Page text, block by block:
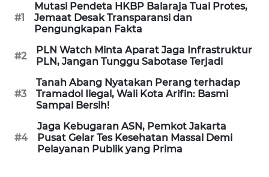
#1
Mutasi Pendeta HKBP Balaraja Tuai Protes,
Jemaat Desak Transparansi dan
Pengungkapan Fakta
#2
PLN Watch Minta Aparat Jaga Infrastruktur
PLN, Jangan Tunggu Sabotase Terjadi
#3
Tanah Abang Nyatakan Perang terhadap
Tramadol Ilegal, Wali Kota Arifin: Basmi
Sampai Bersih!
#4
Jaga Kebugaran ASN, Pemkot Jakarta
Pusat Gelar Tes Kesehatan Massal Demi
Pelayanan Publik yang Prima
WN
MAJALENGKA
WN
SUBANG
WN
SUKABUMI